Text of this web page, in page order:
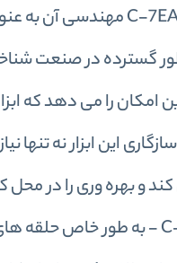
امکان را می دهد که
این ابزار نه تنها
و بهره وری را در محل